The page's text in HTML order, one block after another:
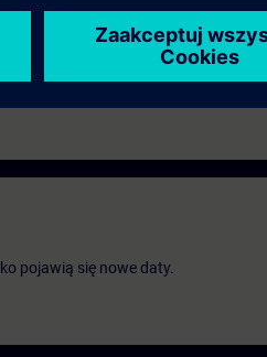
pojawią się nowe daty.